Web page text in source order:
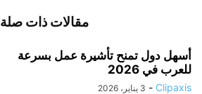
مقالات ذات صلة
أسهل دول تمنح تأشيرة عمل بسرعة
للعرب في 2026
Clipaxis
- 3 يناير، 2026